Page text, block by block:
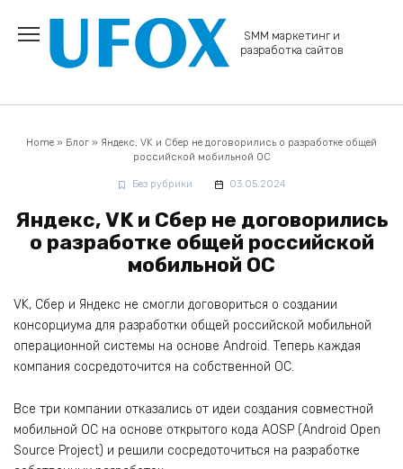
содержанию
SMM маркетинг и
разработка сайтов
Home » Блог » Яндекс, VK и Сбер не договорились о разработке общей
российской мобильной ОС
Без рубрики 03.05.2024
Яндекс, VK и Сбер не договорились
о разработке общей российской
мобильной ОС
VK, Сбер и Яндекс не смогли договориться о создании
консорциума для разработки общей российской мобильной
операционной системы на основе Android. Теперь каждая
компания сосредоточится на собственной ОС.
Все три компании отказались от идеи создания совместной
мобильной ОС на основе открытого кода AOSP (Android Open
Source Project) и решили сосредоточиться на разработке